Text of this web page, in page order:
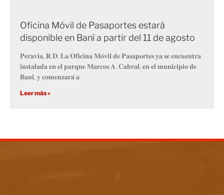
Oficina Móvil de Pasaportes estará
disponible en Baní a partir del 11 de agosto
𝐏𝐞𝐫𝐚𝐯𝐢𝐚, 𝐑.𝐃. 𝐋𝐚 𝐎𝐟𝐢𝐜𝐢𝐧𝐚 𝐌𝐨́𝐯𝐢𝐥 𝐝𝐞 𝐏𝐚𝐬𝐚𝐩𝐨𝐫𝐭𝐞𝐬 𝐲𝐚 𝐬𝐞 𝐞𝐧𝐜𝐮𝐞𝐧𝐭𝐫𝐚
𝐢𝐧𝐬𝐭𝐚𝐥𝐚𝐝𝐚 𝐞𝐧 𝐞𝐥 𝐩𝐚𝐫𝐪𝐮𝐞 𝐌𝐚𝐫𝐜𝐨𝐬 𝐀. 𝐂𝐚𝐛𝐫𝐚𝐥, 𝐞𝐧 𝐞𝐥 𝐦𝐮𝐧𝐢𝐜𝐢𝐩𝐢𝐨 𝐝𝐞
𝐁𝐚𝐧𝐢́, 𝐲 𝐜𝐨𝐦𝐞𝐧𝐳𝐚𝐫𝐚́ 𝐚
Leer más »